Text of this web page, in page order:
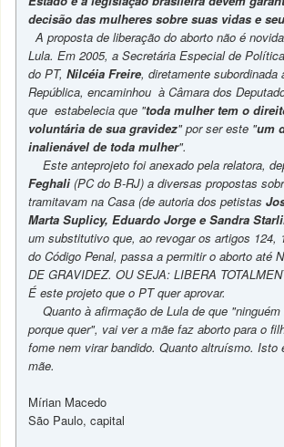
decisão das mulheres sobre suas vidas e
A proposta de liberação do aborto não é
Lula. Em 2005, a Secretária Especial de
do PT,Nilcéia Freire, diretamente subordinada
República, encaminhou à Câmara dos
que estabelecia que "toda mulher tem o
voluntária de sua gravidez" por ser este "um
inalienável de toda mulher".
Este anteprojeto foi anexado pela relatora,
Feghali (PC do B-RJ) a diversas propostas
tramitavam na Casa (de autoria dos petistas
Marta Suplicy, Eduardo Jorge e Sandra
um substitutivo que, ao revogar os artigos 124,
do Código Penal, passa a permitir o aborto até
DE GRAVIDEZ. OU SEJA: LIBERA
É este projeto que o PT quer aprovar.
Quanto à afirmação de Lula de que "ninguém
porque quer", vai ver a mãe faz aborto para o
fome nem virar bandido. Quanto altruísmo. Isto
mãe.
Mírian Macedo
São Paulo, capital